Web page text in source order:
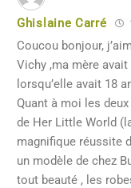
Ghislaine Carré
Coucou bonjour,
Vichy ,ma mère
lorsqu’elle avait 18
Quant à moi les
de Her Little World
magnifique réussite
un modèle de chez
tout beauté , les